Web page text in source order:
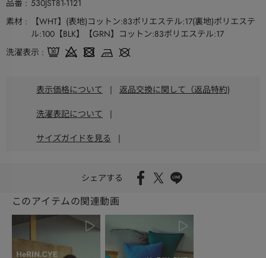
品番
530JST81-1121
素材
【WHT】(表地)コットン:83ポリエステル:17(裏地)ポリエステ
ル:100【BLK】【GRN】コットン:83ポリエステル:17
洗濯表示
表示価格について | 返品交換に関して（返品特約)
洗濯表記について |
サイズガイドを見る |
シェアする
このアイテムの関連動画